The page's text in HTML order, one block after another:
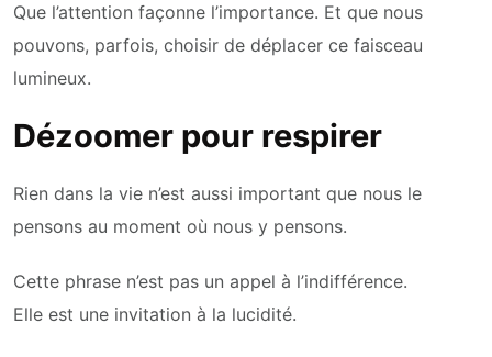
Que l’attention façonne l’importance. Et que nous
pouvons, parfois, choisir de déplacer ce faisceau
lumineux.
Dézoomer pour respirer
Rien dans la vie n’est aussi important que nous le
pensons au moment où nous y pensons.
Cette phrase n’est pas un appel à l’indifférence.
Elle est une invitation à la lucidité.